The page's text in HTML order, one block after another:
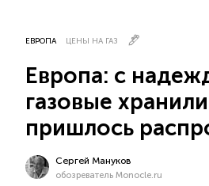
ЕВРОПА ЦЕНЫ НА ГАЗ
Европа: с
газовые
пришлось
Сергей Мануков
обозреватель Monocle.ru